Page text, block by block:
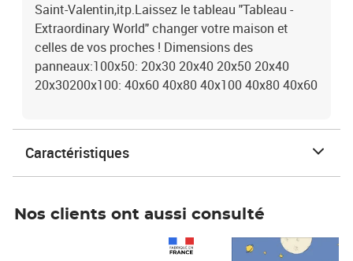
Saint-Valentin,itp.Laissez le tableau "Tableau -
Extraordinary World" changer votre maison et
celles de vos proches ! Dimensions des
panneaux:100x50: 20x30 20x40 20x50 20x40
20x30200x100: 40x60 40x80 40x100 40x80 40x60
Caractéristiques
Nos clients ont aussi consulté
Prix 7,50€